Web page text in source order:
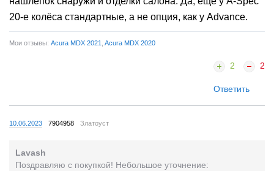
20-е колёса стандартные, а не опция, как у Advance.
Мои отзывы: Acura MDX 2021 Acura MDX 2020
2 2
Ответить
10.06.2023 7904958 Златоуст
Lavash
Поздравляю с покупкой! Небольшое уточнение: